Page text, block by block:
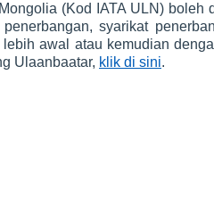
(Kod IATA ULN)
syarikat
awal atau kemudian
Ulaanbaatar, klik di sini.